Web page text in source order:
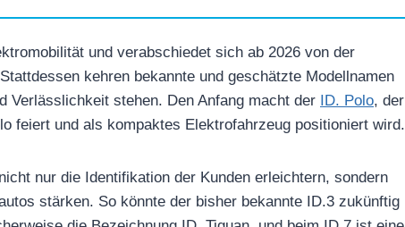
und verabschiedet sich ab 2026 von der
kehren bekannte und geschätzte Modellnamen
Verlässlichkeit stehen. Den Anfang macht der ID. Polo, der
feiert und als kompaktes Elektrofahrzeug positioniert wird.
nur die Identifikation der Kunden erleichtern, sondern
stärken. So könnte der bisher bekannte ID.3 zukünftig